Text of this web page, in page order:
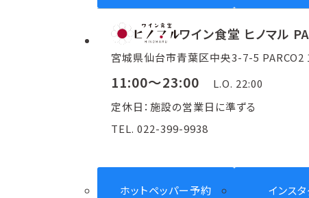
ワイン食堂 ヒノマル
宮城県仙台市青葉区中央3-7-5 PARCO2
11:00～23:00
L.O. 22:00
定休日：施設の営業日に準ずる
TEL. 022-399-9938
ホットペッパー予約 インス